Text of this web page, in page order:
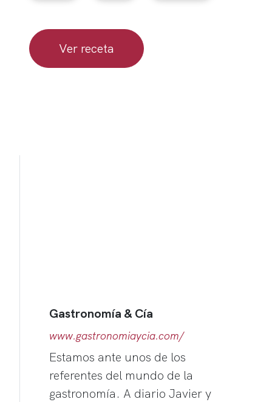
Ver receta
Gastronomía & Cía
www.gastronomiaycia.com/
Estamos ante unos de los
referentes del mundo de la
gastronomía. A diario Javier y